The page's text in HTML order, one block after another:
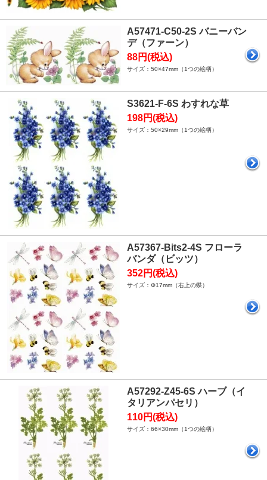
A57471-C50-2S バニーバン
デ（ファーン）
88円(税込)
サイズ：50×47mm（1つの絵柄）
S3621-F-6S わすれな草
198円(税込)
サイズ：50×29mm（1つの絵柄）
A57367-Bits2-4S フローラ
バンダ（ビッツ）
352円(税込)
サイズ：Φ17mm（右上の蝶）
A57292-Z45-6S ハーブ（イ
タリアンパセリ）
110円(税込)
サイズ：66×30mm（1つの絵柄）